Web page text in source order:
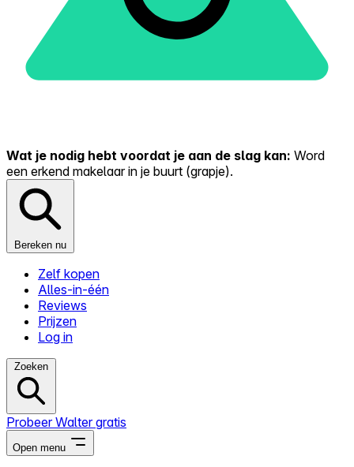
Wat je nodig hebt voordat je aan de slag kan: Word
een erkend makelaar in je buurt (grapje).
Bereken nu
Zelf kopen
Alles-in-één
Reviews
Prijzen
Log in
Zoeken
Probeer Walter gratis
Open menu